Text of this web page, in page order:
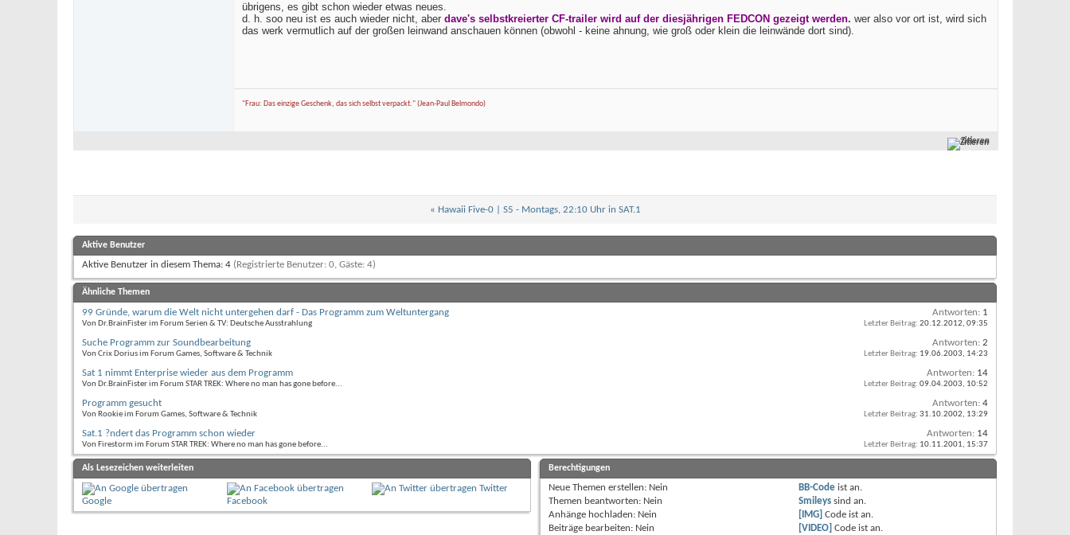
übrigens, es gibt schon wieder etwas neues.
d. h. soo neu ist es auch wieder nicht, aber dave's selbstkreierter CF-trailer wird auf der diesjährigen FEDCON gezeigt werden. wer also vor ort ist, wird sich
das werk vermutlich auf der großen leinwand anschauen können (obwohl - keine ahnung, wie groß oder klein die leinwände dort sind).
"Frau: Das einzige Geschenk, das sich selbst verpackt." (Jean-Paul Belmondo)
Zitieren
« Hawaii Five-0 | S5 - Montags, 22:10 Uhr in SAT.1
Aktive Benutzer
Aktive Benutzer in diesem Thema: 4 (Registrierte Benutzer: 0, Gäste: 4)
Ähnliche Themen
99 Gründe, warum die Welt nicht untergehen darf - Das Programm zum Weltuntergang
Von Dr.BrainFister im Forum Serien & TV: Deutsche Ausstrahlung
Antworten: 1
Letzter Beitrag: 20.12.2012, 09:35
Suche Programm zur Soundbearbeitung
Von Crix Dorius im Forum Games, Software & Technik
Antworten: 2
Letzter Beitrag: 19.06.2003, 14:23
Sat 1 nimmt Enterprise wieder aus dem Programm
Von Dr.BrainFister im Forum STAR TREK: Where no man has gone before...
Antworten: 14
Letzter Beitrag: 09.04.2003, 10:52
Programm gesucht
Von Rookie im Forum Games, Software & Technik
Antworten: 4
Letzter Beitrag: 31.10.2002, 13:29
Sat.1 ?ndert das Programm schon wieder
Von Firestorm im Forum STAR TREK: Where no man has gone before...
Antworten: 14
Letzter Beitrag: 10.11.2001, 15:37
Als Lesezeichen weiterleiten
Google Facebook
Twitter
Berechtigungen
Neue Themen erstellen: Nein
Themen beantworten: Nein
Anhänge hochladen: Nein
Beiträge bearbeiten: Nein
BB-Codeist an.
Smileyssind an.
[IMG] Code ist an.
[VIDEO] Code ist an.